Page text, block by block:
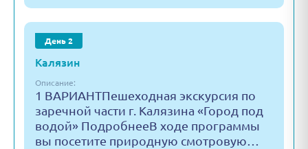
День 2
Калязин
Описание:
1 ВАРИАНТ​Пешеходная экскурсия по
заречной части г. Калязина «Город под
водой» ПодробнееВ ходе программы
вы посетите природную смотровую…